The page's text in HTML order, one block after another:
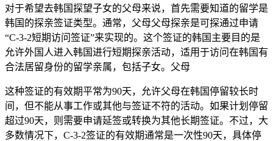
对于希望去韩国探望子女的父母来说，首先需要知道的留学是
韩国的探亲签证类型。通常，父母父母探亲是可探通过申请
“C-3-2短期访问签证”来实现的。这个签证的韩国主要目的是
允许外国人进入韩国进行短期探亲活动，适用于访问在韩国有
合法居留身份的留学亲属，包括子女。父母
这种签证的有效期平常为90天，允许父母在韩国停留较长时
间，但不能从事工作或其他与签证不符的活动。如果计划停留
超过90天，则需要申请延签或转换为其他长期签证。不过，大
多数情况下，C-3-2签证的有效期通常是一次性90天，具体停